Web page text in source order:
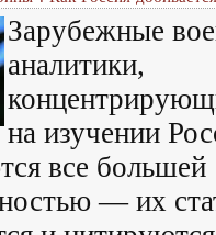
Зарубежные
аналитики,
на изучении
все большей
— их